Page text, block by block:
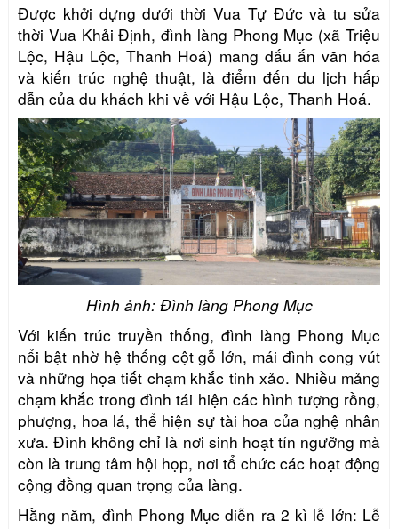
Được khởi dựng dưới thời Vua Tự Đức và tu sửa
thời Vua Khải Định, đình làng Phong Mục (xã Triệu
Lộc, Hậu Lộc, Thanh Hoá) mang dấu ấn văn hóa
và kiến trúc nghệ thuật, là điểm đến du lịch hấp
dẫn của du khách khi về với Hậu Lộc, Thanh Hoá.
Hình ảnh: Đình làng Phong Mục
Với kiến trúc truyền thống, đình làng Phong Mục
nổi bật nhờ hệ thống cột gỗ lớn, mái đình cong vút
và những họa tiết chạm khắc tinh xảo. Nhiều mảng
chạm khắc trong đình tái hiện các hình tượng rồng,
phượng, hoa lá, thể hiện sự tài hoa của nghệ nhân
xưa. Đình không chỉ là nơi sinh hoạt tín ngưỡng mà
còn là trung tâm hội họp, nơi tổ chức các hoạt động
cộng đồng quan trọng của làng.
Hằng năm, đình Phong Mục diễn ra 2 kì lễ lớn: Lễ